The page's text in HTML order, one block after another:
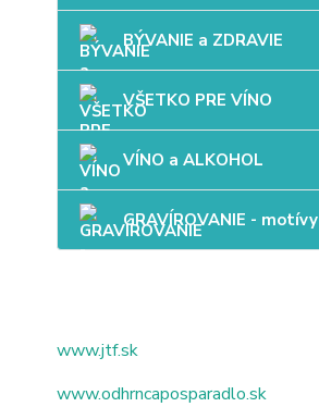
BÝVANIE a ZDRAVIE
VŠETKO PRE VÍNO
VÍNO a ALKOHOL
GRAVÍROVANIE - motívy
www.jtf.sk
www.odhrncaposparadlo.sk